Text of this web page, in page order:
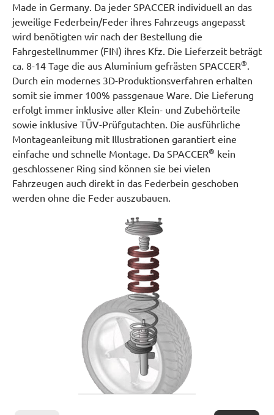
Made in Germany. Da jeder SPACCER individuell an das
jeweilige Federbein/Feder ihres Fahrzeugs angepasst
wird benötigten wir nach der Bestellung die
Fahrgestellnummer (FIN) ihres Kfz. Die Lieferzeit beträgt
ca. 8-14 Tage die aus Aluminium gefrästen SPACCER®.
Durch ein modernes 3D-Produktionsverfahren erhalten
somit sie immer 100% passgenaue Ware. Die Lieferung
erfolgt immer inklusive aller Klein- und Zubehörteile
sowie inklusive TÜV-Prüfgutachten. Die ausführliche
Montageanleitung mit Illustrationen garantiert eine
einfache und schnelle Montage. Da SPACCER® kein
geschlossener Ring sind können sie bei vielen
Fahrzeugen auch direkt in das Federbein geschoben
werden ohne die Feder auszubauen.